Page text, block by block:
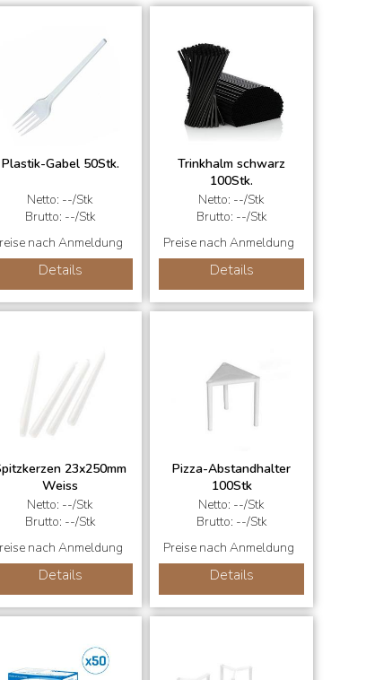
Plastik-Gabel 50Stk.
Netto: --/Stk
Brutto: --/Stk
nach Anmeldung
Details
Trinkhalm schwarz
100Stk.
Netto: --/Stk
Brutto: --/Stk
Preise nach Anmeldung
Details
23x250mm
Weiss
Netto: --/Stk
Brutto: --/Stk
nach Anmeldung
Details
Pizza-Abstandhalter
100Stk
Netto: --/Stk
Brutto: --/Stk
Preise nach Anmeldung
Details